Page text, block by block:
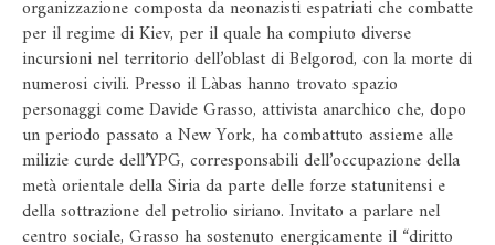
organizzazione composta da neonazisti espatriati che combatte
per il regime di Kiev, per il quale ha compiuto diverse
incursioni nel territorio dell’oblast di Belgorod, con la morte di
numerosi civili. Presso il Làbas hanno trovato spazio
personaggi come Davide Grasso, attivista anarchico che, dopo
un periodo passato a New York, ha combattuto assieme alle
milizie curde dell’YPG, corresponsabili dell’occupazione della
metà orientale della Siria da parte delle forze statunitensi e
della sottrazione del petrolio siriano. Invitato a parlare nel
centro sociale, Grasso ha sostenuto energicamente il “diritto